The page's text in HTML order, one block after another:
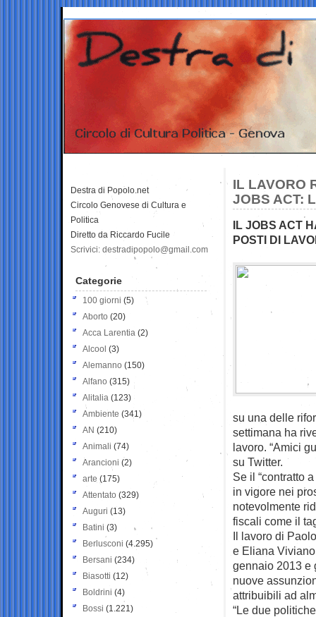
IL LAVORO
JOBS ACT:
IL JOBS ACT
POSTI DI
su una delle
settimana ha
lavoro. “Amici
su Twitter.
Se il “contratto
in vigore nei
notevolmente
fiscali come il
Il lavoro di
e Eliana
gennaio 2013 e
nuove
attribuibili ad
“Le due
Destra di Popolo.net
Circolo Genovese di Cultura e
Politica
Diretto da Riccardo Fucile
Scrivici: destradipopolo@gmail.com
Categorie
100 giorni (5)
Aborto (20)
Acca Larentia (2)
Alcool (3)
Alemanno (150)
Alfano (315)
Alitalia (123)
Ambiente (341)
AN (210)
Animali (74)
Arancioni (2)
arte (175)
Attentato (329)
Auguri (13)
Batini (3)
Berlusconi (4.295)
Bersani (234)
Biasotti (12)
Boldrini (4)
Bossi (1.221)